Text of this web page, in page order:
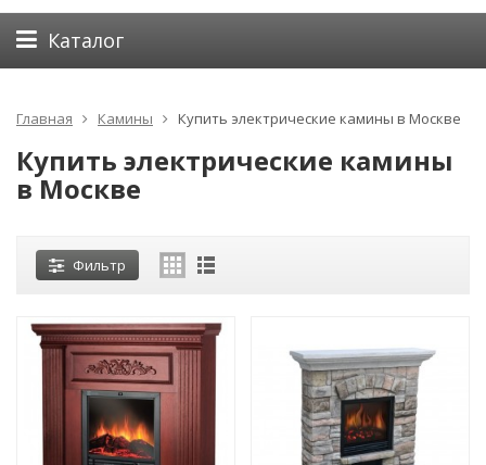
Каталог
Главная Камины Купить электрические камины в Москве
Купить электрические камины
в Москве
Фильтр